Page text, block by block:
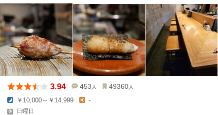
3.94 453 人 49360 人
￥10,000～￥14,999 -
日曜日